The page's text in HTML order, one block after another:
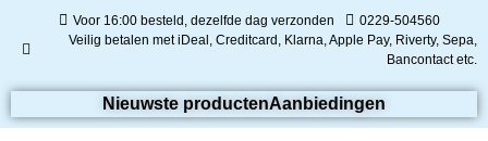
Voor 16:00 besteld, dezelfde dag verzonden
0229-504560
Veilig betalen met iDeal, Creditcard, Klarna, Apple Pay, Riverty, Sepa,
Bancontact etc.
Nieuwste productenAanbiedingen